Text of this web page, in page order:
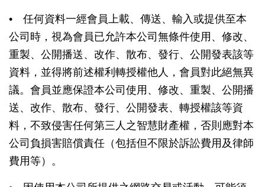
• 任何資料一經會員上載、傳送、輸入或提供至本
公司時，視為會員已允許本公司無條件使用、修改、
重製、公開播送、改作、散布、發行、公開發表該等
資料，並得將前述權利轉授權他人，會員對此絕無異
議。會員並應保證本公司使用、修改、重製、公開播
送、改作、散布、發行、公開發表、轉授權該等資
料，不致侵害任何第三人之智慧財產權，否則應對本
公司負損害賠償責任（包括但不限於訴訟費用及律師
費用等）。